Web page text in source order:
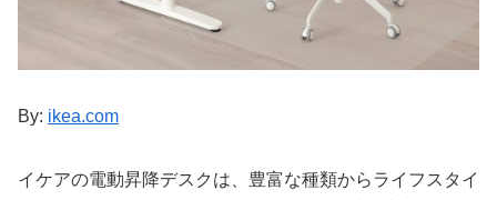
By: ikea.com
イケアの電動昇降デスクは、豊富な種類からライフスタイ